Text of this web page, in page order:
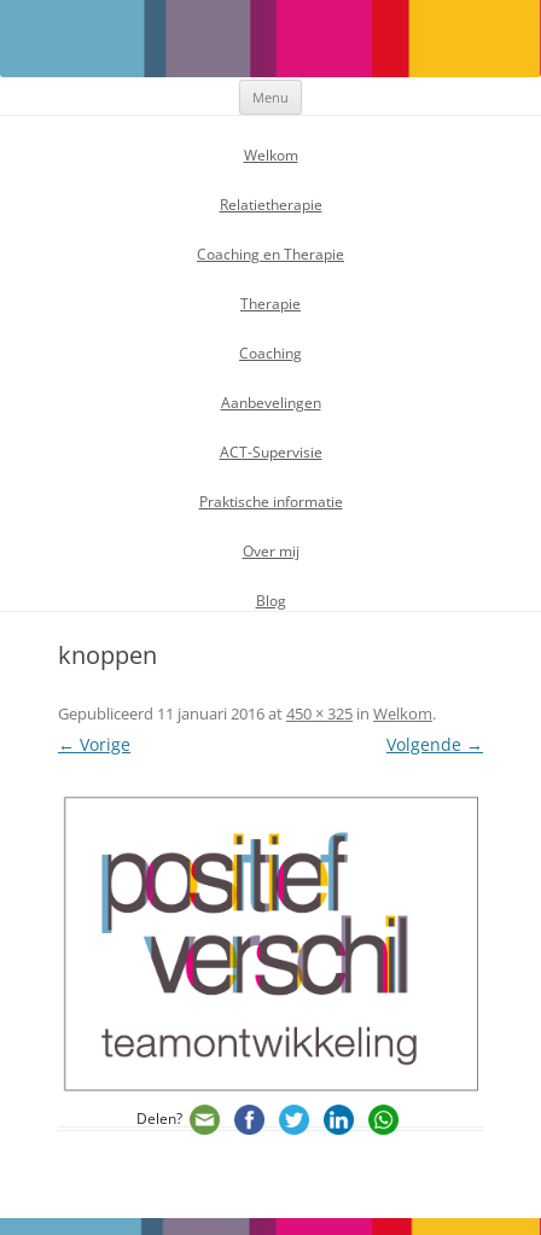
Menu
Welkom
Relatietherapie
Coaching en Therapie
Therapie
Coaching
Aanbevelingen
ACT-Supervisie
Praktische informatie
Over mij
Blog
knoppen
Gepubliceerd 11 januari 2016at450 × 325 in Welkom.
← Vorige Volgende →
Delen?